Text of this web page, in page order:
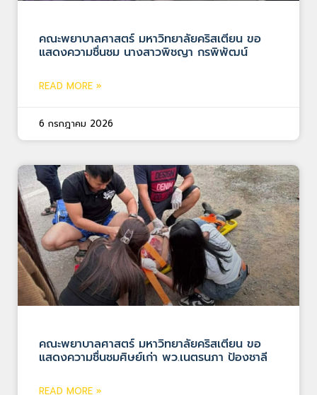
คณะพยาบาลศาสตร์ มหาวิทยาลัยคริสเตียน ขอ
แสดงความชื่นชม นางสาวพิชญา กรพิพัฒน์
READ MORE »
6 กรกฎาคม 2026
คณะพยาบาลศาสตร์ มหาวิทยาลัยคริสเตียน ขอ
แสดงความชื่นชมศิษย์เก่า พว.เนตรนภา ป้องชาลี
READ MORE »